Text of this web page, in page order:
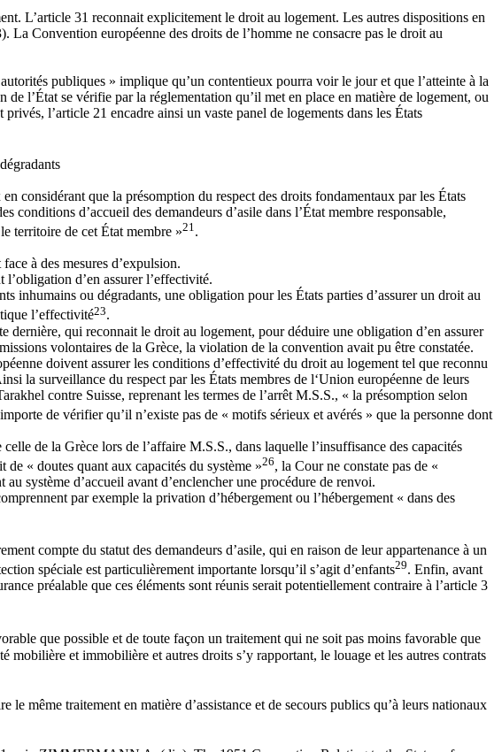
L’article 31 reconnait explicitement le droit au logement. Les autres dispositions en
Convention européenne des droits de l’homme ne consacre pas le droit au
publiques » implique qu’un contentieux pourra voir le jour et que l’atteinte à la
l’État se vérifie par la réglementation qu’il met en place en matière de logement, ou
l’article 21 encadre ainsi un vaste panel de logements dans les États
considérant que la présomption du respect des droits fondamentaux par les États
conditions d’accueil des demandeurs d’asile dans l’État membre responsable,
territoire de cet État membre »21.
à des mesures d’expulsion.
d’en assurer l’effectivité.
inhumains ou dégradants, une obligation pour les États parties d’assurer un droit au
l’effectivité23.
dernière, qui reconnait le droit au logement, pour déduire une obligation d’en assurer
volontaires de la Grèce, la violation de la convention avait pu être constatée.
doivent assurer les conditions d’effectivité du droit au logement tel que reconnu
la surveillance du respect par les États membres de l‘Union européenne de leurs
contre Suisse, reprenant les termes de l’arrêt M.S.S., « la présomption selon
de vérifier qu’il n’existe pas de « motifs sérieux et avérés » que la personne dont
de la Grèce lors de l’affaire M.S.S., dans laquelle l’insuffisance des capacités
de « doutes quant aux capacités du système »26, la Cour ne constate pas de «
système d’accueil avant d’enclencher une procédure de renvoi.
par exemple la privation d’hébergement ou l’hébergement « dans des
compte du statut des demandeurs d’asile, qui en raison de leur appartenance à un
spéciale est particulièrement importante lorsqu’il s’agit d’enfants29. Enfin, avant
préalable que ces éléments sont réunis serait potentiellement contraire à l’article 3
que possible et de toute façon un traitement qui ne soit pas moins favorable que
mobilière et immobilière et autres droits s’y rapportant, le louage et les autres contrats
même traitement en matière d’assistance et de secours publics qu’à leurs nationaux